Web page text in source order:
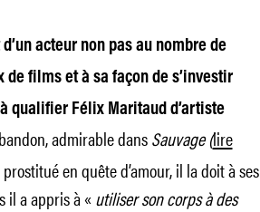
acteur non pas au nombre de
films et à sa façon de s’investir
qualifier Félix Maritaud d’artiste
admirable dansSauvage (lire
en quête d’amour, il la doit à ses
il a appris à «utiliser son corps à des